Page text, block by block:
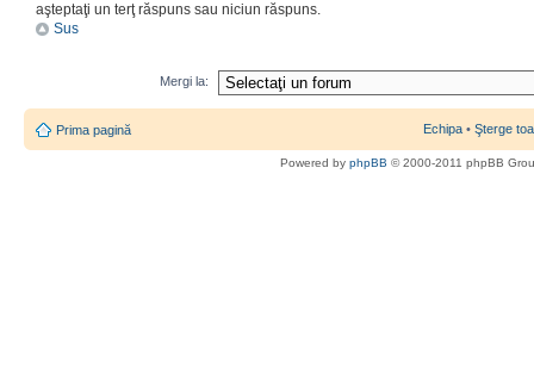
aşteptaţi un terţ răspuns sau niciun răspuns.
Sus
Mergi la:
Prima pagină Echipa • Şterge
Powered by phpBB © 2000-2011 phpBB